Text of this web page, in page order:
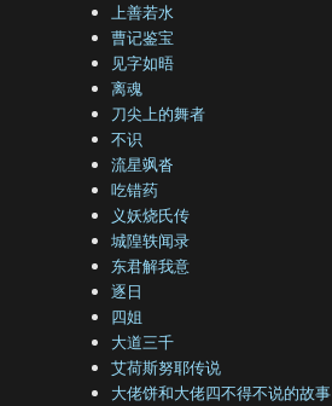
上善若水
曹记鉴宝
见字如晤
离魂
刀尖上的舞者
不识
流星飒沓
吃错药
义妖烧氏传
城隍轶闻录
东君解我意
逐日
四姐
大道三千
艾荷斯努耶传说
大佬饼和大佬四不得不说的故事